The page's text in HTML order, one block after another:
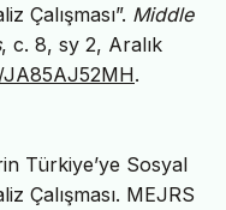
Çalışması”. Middle
, c. 8, sy 2, Aralık
.
Türkiye’ye Sosyal
Çalışması. MEJRS